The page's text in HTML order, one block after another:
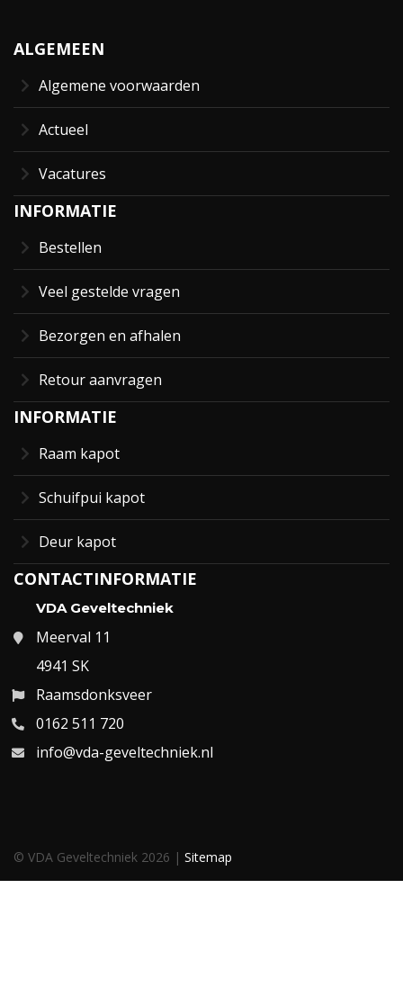
ALGEMEEN
Algemene voorwaarden
Actueel
Vacatures
INFORMATIE
Bestellen
Veel gestelde vragen
Bezorgen en afhalen
Retour aanvragen
INFORMATIE
Raam kapot
Schuifpui kapot
Deur kapot
CONTACTINFORMATIE
VDA Geveltechniek
Meerval 11
4941 SK
Raamsdonksveer
0162 511 720
info@vda-geveltechniek.nl
© VDA Geveltechniek 2026 | Sitemap